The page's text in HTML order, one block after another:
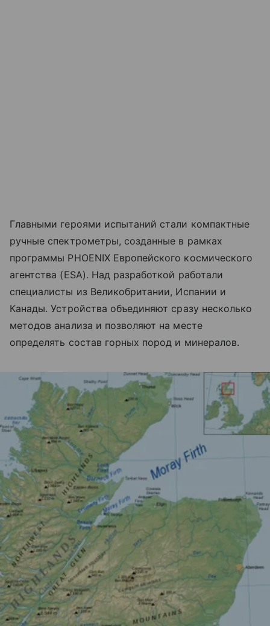
Главными героями испытаний стали компактные
ручные спектрометры, созданные в рамках
программы PHOENIX Европейского космического
агентства (ESA). Над разработкой работали
специалисты из Великобритании, Испании и
Канады. Устройства объединяют сразу несколько
методов анализа и позволяют на месте
определять состав горных пород и минералов.